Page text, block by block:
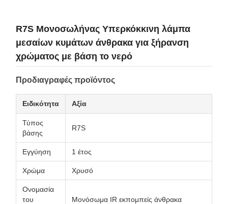
R7S Μονοσωλήνας Υπερκόκκινη λάμπα
μεσαίων κυμάτων άνθρακα για ξήρανση
χρώματος με βάση το νερό
Προδιαγραφές προϊόντος
Ειδικότητα Αξία
Τύπος
βάσης
R7S
Εγγύηση 1 έτος
Χρώμα Χρυσό
Ονομασία
του
Μονόσωμα IR εκπομπείς άνθρακα